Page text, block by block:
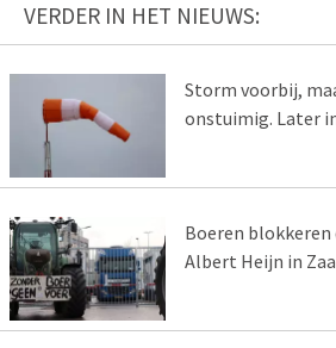
VERDER IN HET NIEUWS:
Storm voorbij,
onstuimig. Later
Boeren
Albert Heijn in